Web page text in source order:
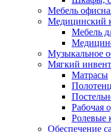
Мебель
Медицинский
Мебель
Музыкальное
Мягкий
Матрасы
Рабочая
Ролевые
Обеспечение